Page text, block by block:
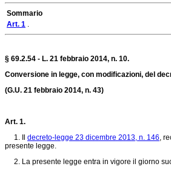
Sommario
Art. 1 .
§ 69.2.54 - L. 21 febbraio 2014, n. 10.
Conversione in legge, con modificazioni, del
(G.U. 21 febbraio 2014, n. 43)
Art. 1.
1. Il decreto-legge 23 dicembre 2013, n. 146,
presente legge.
2. La presente legge entra in vigore il giorno